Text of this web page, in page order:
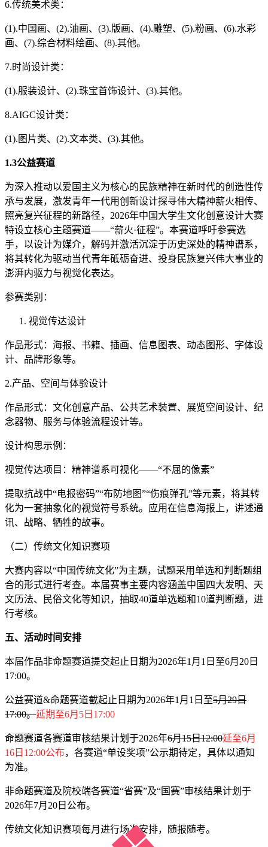
6.传统美术类：
(1).中国画、(2).油画、(3).版画、(4).雕塑、(5).粉画、(6).水彩
画、(7).综合材料绘画、(8).其他。
7.时尚设计类：
(1).服装设计、(2).珠宝首饰设计、(3).其他。
8.AIGC设计类：
(1).图片类、(2).文本类、(3).其他。
1.3公益赛道
为深入推动以爱国主义为核心的民族精神在新时代的创造性传
承与发展，激发青年一代用创新设计探寻伟大精神薪火相传、
照亮复兴征程的新路径，2026年中国大学生文化创意设计大赛
特设立核心主题赛道——“薪火·征程”。本赛道呼吁参赛选
手，以设计为媒介，解码并激活沉淀于历史深处的精神谱系，
将其转化为驱动当代青年砥砺奋进、投身民族复兴伟大事业的
澎湃内驱力与视觉化表达。
参赛类别‌：
视觉传达设计
作品形式：海报、书籍、插画、信息图表、动态图形、字体设
计、品牌形象等。
2.产品、空间与体验设计
作品形式：文化创意产品、公共艺术装置、展览空间设计、纪
念器物、服务与体验流程设计等。
设计构思示例：
视觉传达项目：精神谱系可视化——“不屈的像素”
提取抗战中“电报密码”“布防地图”“伤痕弹孔”等元素，将其转
化为一套抽象化的视觉符号系统。应用在信息海报上，讲述通
讯、战略、牺牲的故事。
（二）传统文化知识赛项
大赛内容以“中国传统文化”为主题，试题采用单选和判断题组
合的形式进行考查。本届赛事主要内容涵盖中国四大发明、天
文历法、民俗文化等知识，抽取40道单选题和10道判断题，进
行考核。
五、活动时间安排
本届作品非命题赛道提交起止日期为2026年1月1日至6月20日
17:00。
公益赛道&命题赛道截起止日期为2026年1月1日至5月29日
17:00。延期至6月5日17:00
命题赛道各赛道审核结果计划于2026年6月15日12:00延至6月
16日12:00公布，各赛道“单设奖项”公示期待定，具体以通知
为准。
非命题赛道及院校端各赛道“省赛”及“国赛”审核结果计划于
2026年7月20日公布。
传统文化知识赛项每月进行场次安排，随报随考。